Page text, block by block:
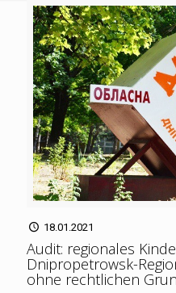
18.01.2021
Audit: regionales
Dnipropetrowsk-
ohne rechtlichen